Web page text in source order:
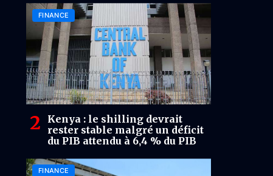
FINANCE
Kenya : le shilling devrait
rester stable malgré un déficit
du PIB attendu à 6,4 % du PIB
FINANCE